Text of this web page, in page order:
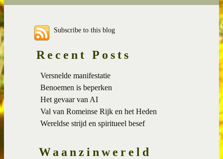
Subscribe to this blog
Recent Posts
Versnelde manifestatie
Benoemen is beperken
Het gevaar van AI
Val van Romeinse Rijk en het Heden
Wereldse strijd en spiritueel besef
Waanzinwereld